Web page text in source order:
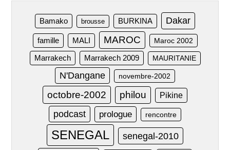
Bamako brousse BURKINA Dakar
famille MALI MAROC Maroc 2002
Marrakech Marrakech 2009 MAURITANIE
N'Dangane novembre-2002
octobre-2002 philou Pikine
podcast prologue rencontre
SENEGAL senegal-2010